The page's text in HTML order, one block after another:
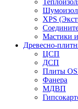
XPS
Мастики
Древесно-
ЦСП
ДСП
Плиты
Фанера
МДВП